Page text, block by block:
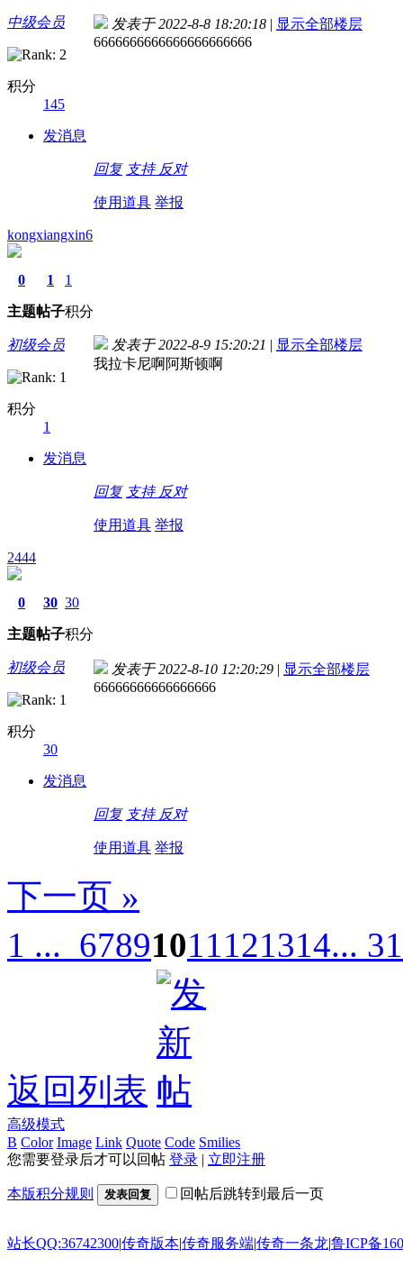
中级会员
积分
145
发消息
发表于 2022-8-8 18:20:18 | 显示全部楼层
6666666666666666666666
回复 支持 反对
使用道具 举报
kongxiangxin6
0
主题
1
帖子
1
积分
初级会员
积分
1
发消息
发表于 2022-8-9 15:20:21 | 显示全部楼层
我拉卡尼啊阿斯顿啊
回复 支持 反对
使用道具 举报
2444
0
主题
30
帖子
30
积分
初级会员
积分
30
发消息
发表于 2022-8-10 12:20:29 | 显示全部楼层
66666666666666666
回复 支持 反对
使用道具 举报
下一页 »
1 ... 67891011121314... 31
返回列表
高级模式
B Color Image Link Quote Code Smilies
您需要登录后才可以回帖 登录 | 立即注册
本版积分规则 发表回复 回帖后跳转到最后一页
站长QQ:36742300|传奇版本|传奇服务端|传奇一条龙|鲁ICP备